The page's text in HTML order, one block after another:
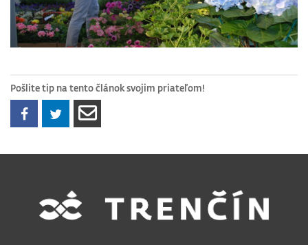
Pošlite tip na tento článok svojim priateľom!